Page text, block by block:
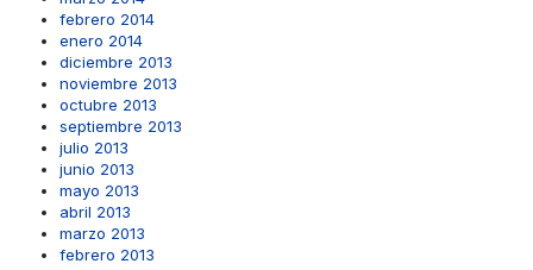
febrero 2014
enero 2014
diciembre 2013
noviembre 2013
octubre 2013
septiembre 2013
julio 2013
junio 2013
mayo 2013
abril 2013
marzo 2013
febrero 2013